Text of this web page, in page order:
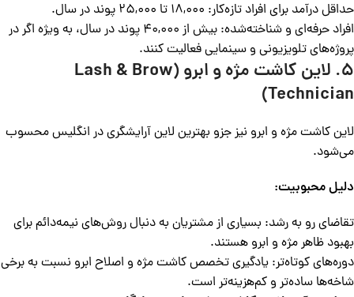
حداقل درآمد برای افراد تازه‌کار: 18,000 تا 25,000 پوند در سال.
افراد حرفه‌ای و شناخته‌شده: بیش از 40,000 پوند در سال، به ویژه اگر در
پروژه‌های تلویزیونی و سینمایی فعالیت کنند.
5. لاین کاشت مژه و ابرو (Lash & Brow
Technician)
لاین کاشت مژه و ابرو نیز جزو بهترین لاین‌‌ آرایشگری در انگلیس محسوب
می‌شود.
دلیل محبوبیت:
تقاضای رو به رشد: بسیاری از مشتریان به دنبال روش‌های نیمه‌دائم برای
بهبود ظاهر مژه و ابرو هستند.
دوره‌های کوتاه‌تر: یادگیری تخصص کاشت مژه و اصلاح ابرو نسبت به برخی
شاخه‌ها ساده‌تر و کم‌هزینه‌تر است.